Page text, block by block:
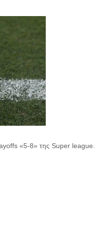
«5-8» της Super league.